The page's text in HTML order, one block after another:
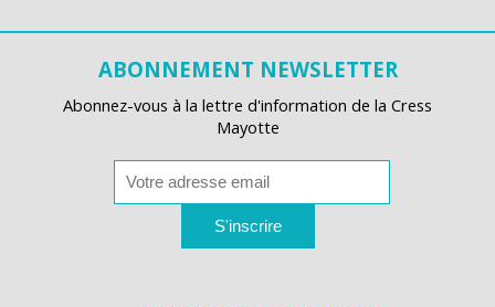
ABONNEMENT NEWSLETTER
Abonnez-vous à la lettre d'information de la Cress
Mayotte
S'inscrire